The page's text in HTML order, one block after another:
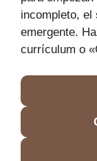
incompleto, el
emergente.
currículum o